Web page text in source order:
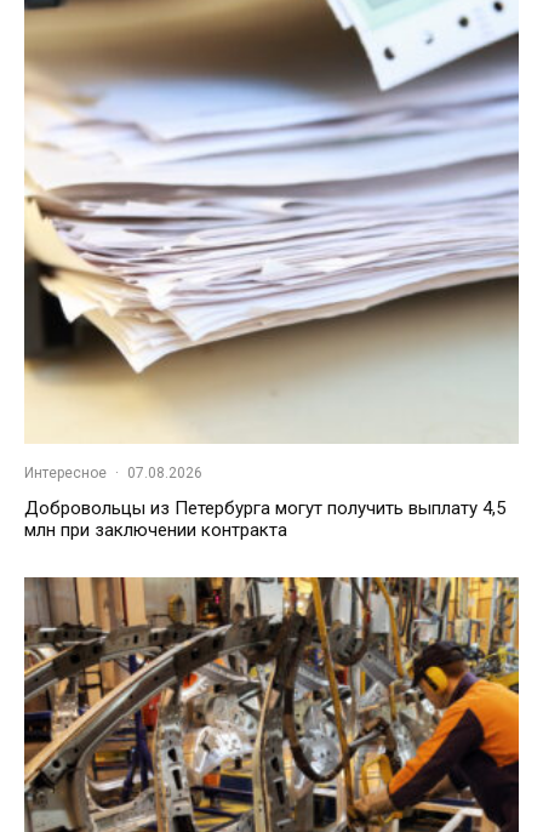
Интересное · 07.08.2026
Добровольцы из Петербурга могут получить выплату 4,5
млн при заключении контракта